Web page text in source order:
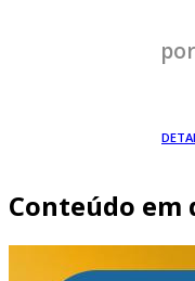
por
Conteúdo em